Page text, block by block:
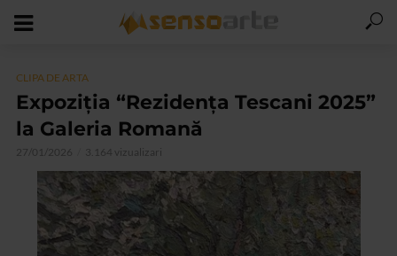
CLIPA DE ARTA
Expoziția “Rezidența Tescani 2025”
la Galeria Romană
27/01/2026 3.164 vizualizari